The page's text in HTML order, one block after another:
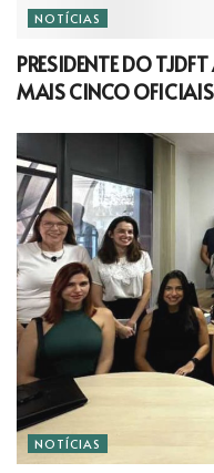
NOTÍCIAS
PRESIDENTE DO
MAIS CINCO OFICIAIS
NOTÍCIAS